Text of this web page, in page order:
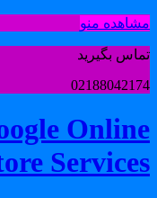
منو
بگیرید